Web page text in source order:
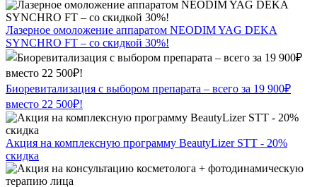
Лазерное омоложение аппаратом NEODIM YAG DEKA
SYNCHRO FT – со скидкой 30%!
Биоревитализация с выбором препарата – всего за 19 900₽
вместо 22 500₽!
Акция на комплексную программу BeautyLizer STT - 20%
скидка